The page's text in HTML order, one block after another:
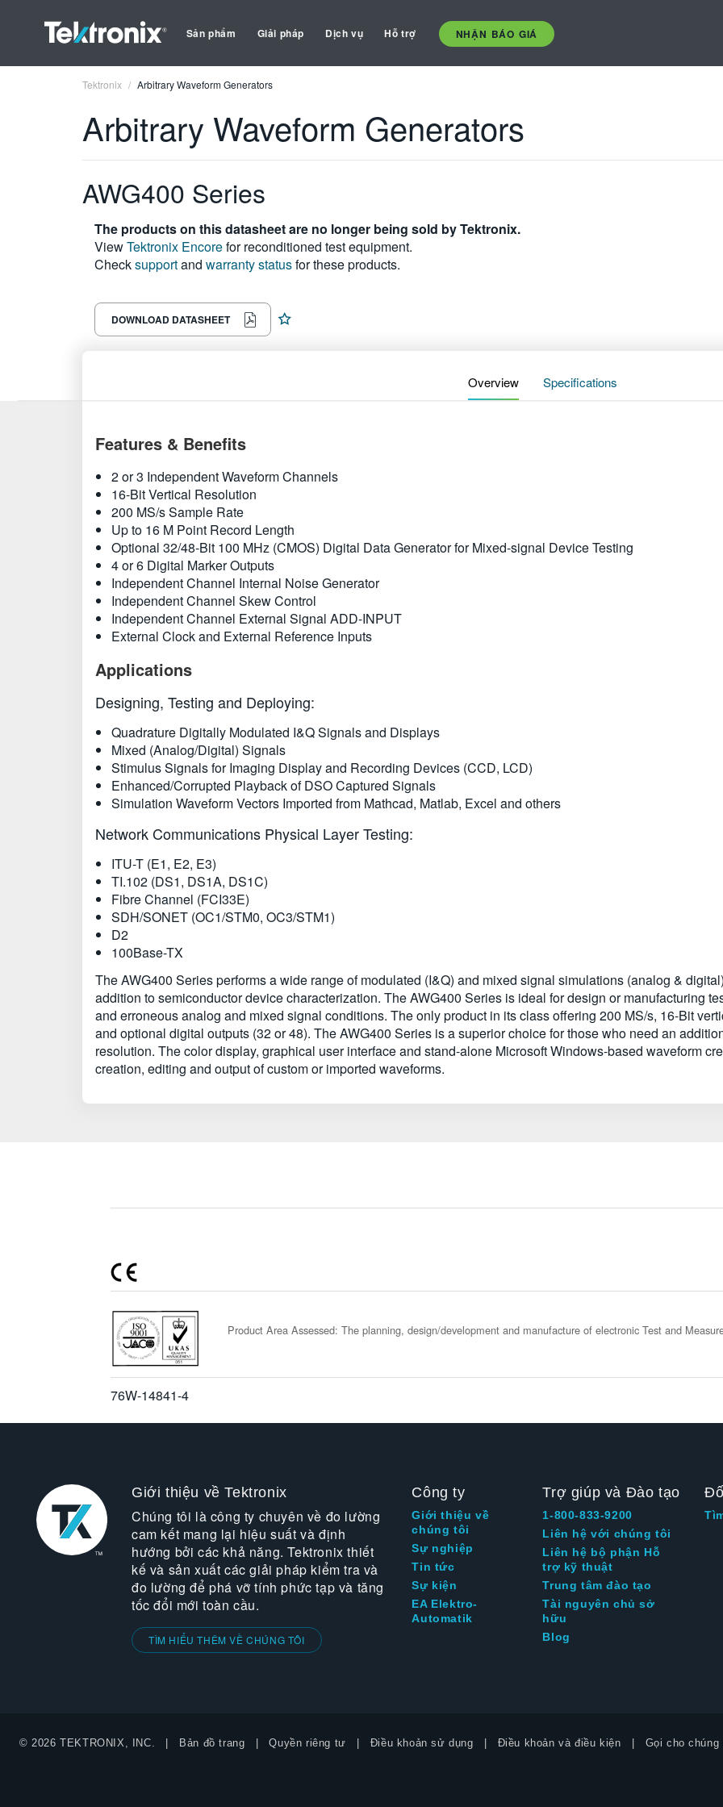
Sản phẩm Giải pháp Dịch vụ Hỗ trợ NHẬN BÁO GIÁ
Tektronix Arbitrary Waveform Generators
Arbitrary Waveform Generators
AWG400 Series
The products on this datasheet are no longer being sold by Tektronix.
ViewTektronix Encorefor reconditioned test equipment.
Checksupportand warranty statusfor these products.
DOWNLOAD DATASHEET
Overview Specifications
Features & Benefits
2 or 3 Independent Waveform Channels
16-Bit Vertical Resolution
200 MS/s Sample Rate
Up to 16 M Point Record Length
Optional 32/48-Bit 100 MHz (CMOS) Digital Data Generator for Mixed-signal Device Testing
4 or 6 Digital Marker Outputs
Independent Channel Internal Noise Generator
Independent Channel Skew Control
Independent Channel External Signal ADD-INPUT
External Clock and External Reference Inputs
Applications
Designing, Testing and Deploying:
Quadrature Digitally Modulated I&Q Signals and Displays
Mixed (Analog/Digital) Signals
Stimulus Signals for Imaging Display and Recording Devices (CCD, LCD)
Enhanced/Corrupted Playback of DSO Captured Signals
Simulation Waveform Vectors Imported from Mathcad, Matlab, Excel and others
Network Communications Physical Layer Testing:
ITU-T (E1, E2, E3)
TI.102 (DS1, DS1A, DS1C)
Fibre Channel (FCI33E)
SDH/SONET (OC1/STM0, OC3/STM1)
D2
100Base-TX
The AWG400 Series performs a wide range of modulated (I&Q) and mixed signal simulations (analog &
addition to semiconductor device characterization. The AWG400 Series is ideal for design or manufacturing
and erroneous analog and mixed signal conditions. The only product in its class offering 200 MS/s, 16-Bit
and optional digital outputs (32 or 48). The AWG400 Series is a superior choice for those who need an
resolution. The color display, graphical user interface and stand-alone Microsoft Windows-based waveform
creation, editing and output of custom or imported waveforms.
Product Area Assessed: The planning, design/development and manufacture of electronic Test and
76W-14841-4
Giới thiệu về Tektronix
Chúng tôi là công ty chuyên về đo lường
cam kết mang lại hiệu suất và định
hướng bởi các khả năng. Tektronix thiết
kế và sản xuất các giải pháp kiểm tra và
đo lường để phá vỡ tính phức tạp và tăng
tốc đổi mới toàn cầu.
TÌM HIỂU THÊM VỀ CHÚNG TÔI
Công ty
Giới thiệu về
chúng tôi
Sự nghiệp
Tin tức
Sự kiện
EA Elektro-
Automatik
Trợ giúp và Đào tạo
1-800-833-9200
Liên hệ với chúng tôi
Liên hệ bộ phận Hỗ
trợ kỹ thuật
Trung tâm đào tạo
Tài nguyên chủ sở
hữu
Blog
© 2026 TEKTRONIX, INC. Bản đồ trang Quyền riêng tư Điều khoản sử dụng Điều khoản và điều kiện Gọi cho